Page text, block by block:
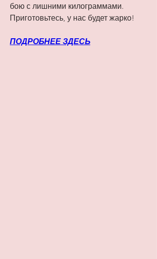
бою с лишними килограммами.
Приготовьтесь, у нас будет жарко!
ПОДРОБНЕЕ ЗДЕСЬ